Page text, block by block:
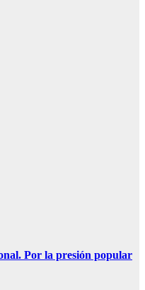
Por la presión popular